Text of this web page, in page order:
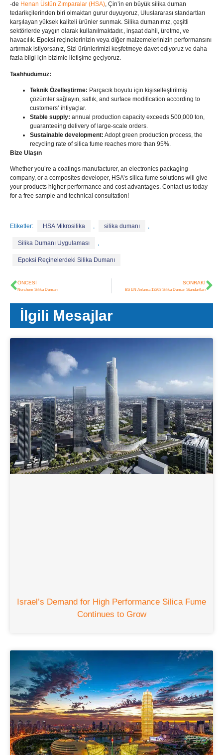
-de Henan Üstün Zımparalar (HSA), Çin’in en büyük silika duman
tedarikçilerinden biri olmaktan gurur duyuyoruz, Uluslararası standartları
karşılayan yüksek kaliteli ürünler sunmak. Silika dumanımız, çeşitli
sektörlerde yaygın olarak kullanılmaktadır., inşaat dahil, üretme, ve
havacılık. Epoksi reçinelerinizin veya diğer malzemelerinizin performansını
artırmak istiyorsanız, Sizi ürünlerimizi keşfetmeye davet ediyoruz ve daha
fazla bilgi için bizimle iletişime geçiyoruz.
Taahhüdümüz:
Teknik Özelleştirme: Parçacık boyutu için kişiselleştirilmiş
çözümler sağlayın, saflık, and surface modification according to
customers’ ihtiyaçlar.
Stable supply: annual production capacity exceeds 500,000 ton,
guaranteeing delivery of large-scale orders.
Sustainable development: Adopt green production process, the
recycling rate of silica fume reaches more than 95%.
Bize Ulaşın
Whether you’re a coatings manufacturer, an electronics packaging
company, or a composites developer, HSA’s silica fume solutions will give
your products higher performance and cost advantages. Contact us today
for a free sample and technical consultation!
Etiketler: HSA Mikrosilika , silika dumanı ,
Silika Dumanı Uygulaması ,
Epoksi Reçinelerdeki Silika Dumanı
ÖNCESI
Norchem Silika Dumanı
SONRAKI
BS EN Anlama 13263 Silika Duman Standartları
İlgili Mesajlar
Israel’s Demand for High Performance Silica Fume
Continues to Grow